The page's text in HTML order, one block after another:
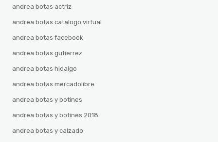
andrea botas actriz
andrea botas catalogo virtual
andrea botas facebook
andrea botas gutierrez
andrea botas hidalgo
andrea botas mercadolibre
andrea botas y botines
andrea botas y botines 2018
andrea botas y calzado